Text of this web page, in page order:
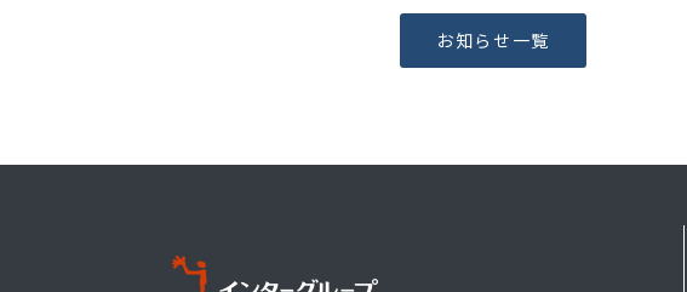
お知らせ一覧